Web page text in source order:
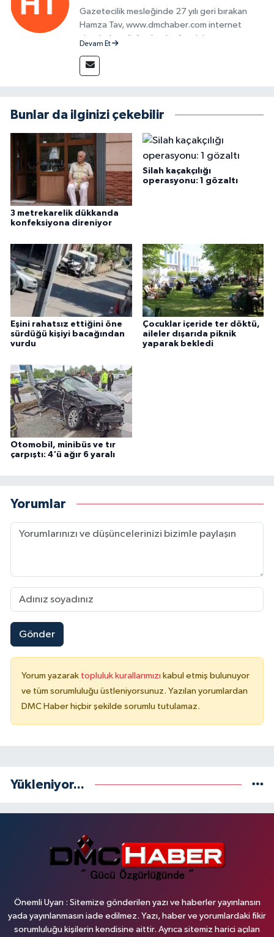
Gazetecilik mesleğinde 27 yılı geri bırakan
Hamza Tav, www.dmchaber.com internet
sitesinde editör olarak görevini
Devam Et
Bunlar da ilginizi çekebilir
3 metrekarelik dükkanda
konfeksiyona direniyor
Silah kaçakçılığı
operasyonu: 1 gözaltı
Eşini rahatsız ettiğini öne
sürdüğü kişiyi bacağından
vurdu
Çocuklar içeride ter döktü,
aileler dışarıda piknik
yaparak bekledi
Otomobil, minibüs ve tır
çarpıştı: 4'ü ağır 6 yaralı
Yorumlar
Gönder
Yorum yazarak topluluk kurallarımızı kabul etmiş bulunuyor
ve tüm sorumluluğu üstleniyorsunuz. Yazılan yorumlardan
DMC Haber hiçbir şekilde sorumlu tutulamaz.
Yükleniyor...
Önemli Uyarı : Sitemize gönderilen yazı ve haberler yayınlansın
yada yayınlanmasın iade edilmez. Yazı, haber ve yorumlardaki fikir
sorumluluğu kişilerin kendisine aittir. Ayrıca sitemiz harici açılan